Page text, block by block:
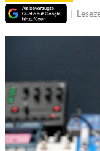
|